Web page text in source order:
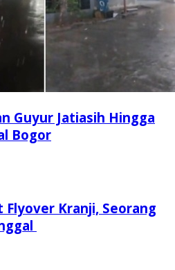
Guyur Jatiasih Hingga
Bogor
Flyover Kranji, Seorang